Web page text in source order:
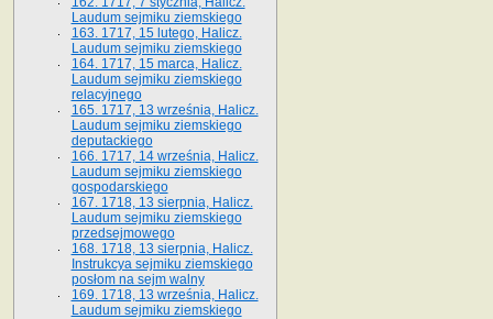
Laudum sejmiku ziemskiego
163. 1717, 15 lutego, Halicz.
Laudum sejmiku ziemskiego
164. 1717, 15 marca, Halicz.
Laudum sejmiku ziemskiego
relacyjnego
165. 1717, 13 września, Halicz.
Laudum sejmiku ziemskiego
deputackiego
166. 1717, 14 września, Halicz.
Laudum sejmiku ziemskiego
gospodarskiego
167. 1718, 13 sierpnia, Halicz.
Laudum sejmiku ziemskiego
przedsejmowego
168. 1718, 13 sierpnia, Halicz.
Instrukcya sejmiku ziemskiego
posłom na sejm walny
169. 1718, 13 września, Halicz.
Laudum sejmiku ziemskiego